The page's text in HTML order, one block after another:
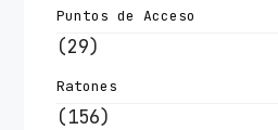
Puntos de Acceso
(29)
Ratones
(156)